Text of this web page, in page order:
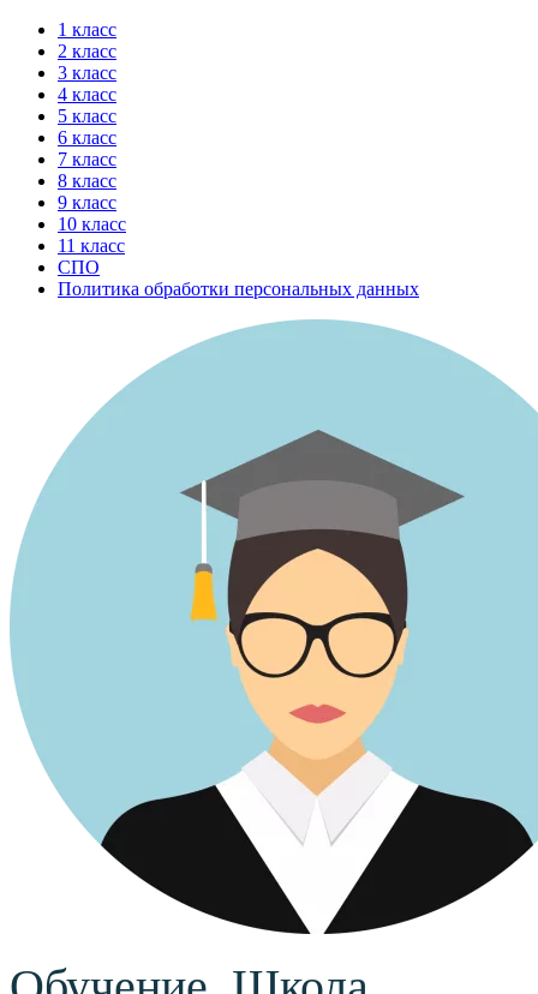
Перейти
содержимому
1 класс
2 класс
3 класс
4 класс
5 класс
6 класс
7 класс
8 класс
9 класс
10 класс
11 класс
СПО
Политика обработки персональных данных